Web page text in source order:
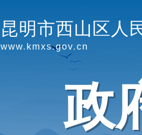
昆明市西山区人
www.kmxs.gov.cn
政